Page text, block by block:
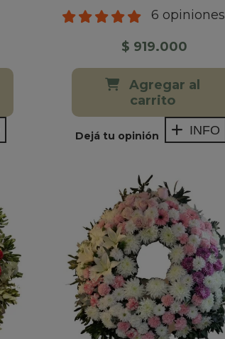
6 opiniones
$ 919.000
Agregar al
carrito
Dejá tu opinión INFO